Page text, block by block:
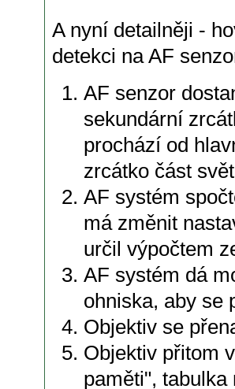
A nyní detailněji -
detekci na AF
AF senzor
sekundární
prochází od
zrcátko část
AF systém
má změnit
určil výpočtem
AF systém dá
ohniska, aby se
Objektiv se
Objektiv přitom
paměti",